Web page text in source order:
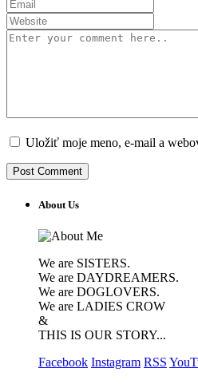
Uložiť moje meno, e-mail a
About Us
We are SISTERS.
We are DAYDREAMERS.
We are DOGLOVERS.
We are LADIES CROW
&
THIS IS OUR STORY...
Facebook Instagram RSS